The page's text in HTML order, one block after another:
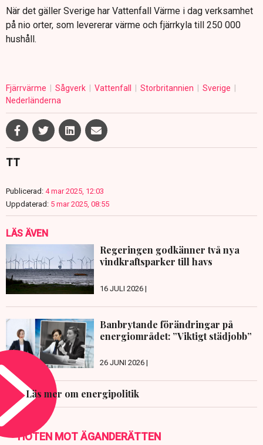
När det gäller Sverige har Vattenfall Värme i dag verksamhet
på nio orter, som levererar värme och fjärrkyla till 250 000
hushåll.
Fjärrvärme Sågverk Vattenfall Storbritannien
Sverige
Nederländerna
TT
Publicerad: 4 mar 2025, 12:03
Uppdaterad: 5 mar 2025, 08:55
LÄS ÄVEN
Regeringen godkänner två nya
vindkraftsparker till havs
16 JULI 2026 |
Banbrytande förändringar på
energiområdet: ”Viktigt städjobb”
26 JUNI 2026 |
Läs mer om energipolitik
HOTEN MOT ÄGANDERÄTTEN